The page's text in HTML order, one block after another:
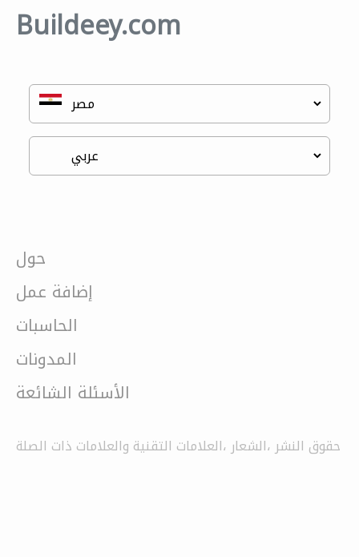
Buildeey.com
حول
إضافة عمل
الحاسبات
المدونات
الأسئلة الشائعة
حقوق النشر ،الشعار ،العلامات التقنية والعلامات ذات الصلة